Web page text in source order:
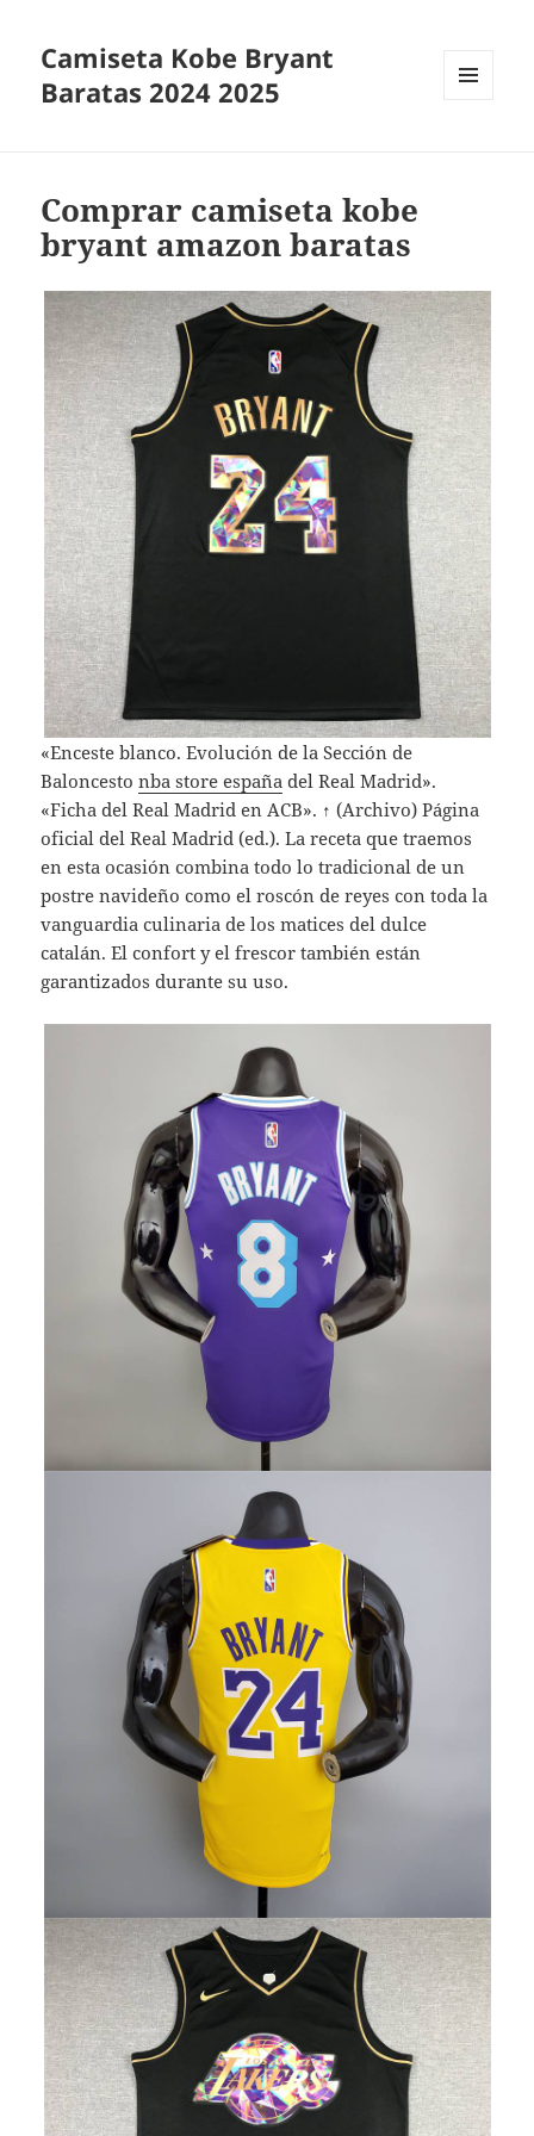
Camiseta Kobe Bryant
Baratas 2024 2025
Comprar camiseta kobe
bryant amazon baratas
«Enceste blanco. Evolución de la Sección de
Baloncestonba store españa del Real Madrid».
«Ficha del Real Madrid en ACB». ↑ (Archivo) Página
oficial del Real Madrid (ed.). La receta que traemos
en esta ocasión combina todo lo tradicional de un
postre navideño como el roscón de reyes con toda la
vanguardia culinaria de los matices del dulce
catalán. El confort y el frescor también están
garantizados durante su uso.